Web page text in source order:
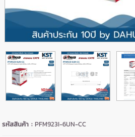
รหัสสินค้า :PFM923I-6UN-CC